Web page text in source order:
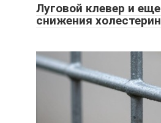
Луговой клевер и
снижения